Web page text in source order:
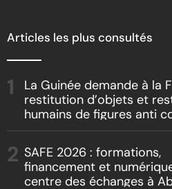
Articles les plus consultés
La Guinée demande à la
restitution d’objets et
humains de figures anti
SAFE 2026 : formations,
financement et
centre des échanges à